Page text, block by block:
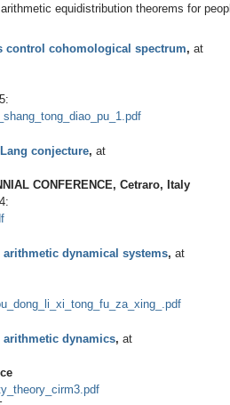
equidistribution theorems for
control cohomological spectrum, at
:
conjecture, at
CONFERENCE, Cetraro, Italy
:
dynamical systems, at
dynamics, at